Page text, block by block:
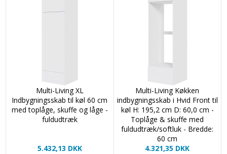
Multi-Living XL
Indbygningsskab til køl 60 cm
med toplåge, skuffe og låge -
fuldudtræk
5.432,13 DKK
Multi-Living Køkken
indbygningsskab i Hvid Front til
køl H: 195,2 cm D: 60,0 cm -
Toplåge & skuffe med
fuldudtræk/softluk - Bredde:
60 cm
4.321,35 DKK